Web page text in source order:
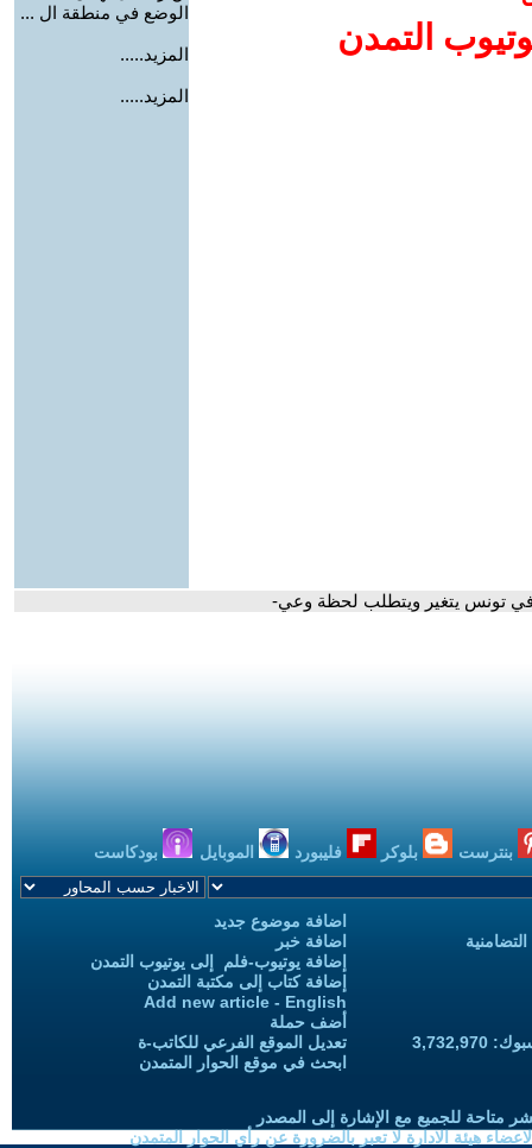
التمدن
الوضع في منطقة ال ...
المزيد.....
المزيد.....
في تونس يتغير ويتطلب لحظة وعي-
بنترست بلوكر فليبورد الموبايل بودكاست
اضافة موضوع جديد
اضافة خبر
إضافة يوتيوب-فلم إلى يوتيوب التمدن
إضافة كتاب إلى مكتبة التمدن
Add new article - English
أضف حملة
تعديل الموقع الفرعي للكاتب-ة
ابحث في موقع الحوار المتمدن
متاحة للجميع مع الإشارة إلى المصدر
هيئة الادارة لا تعبر بالضرورة عن رأي الحوار المتمدن